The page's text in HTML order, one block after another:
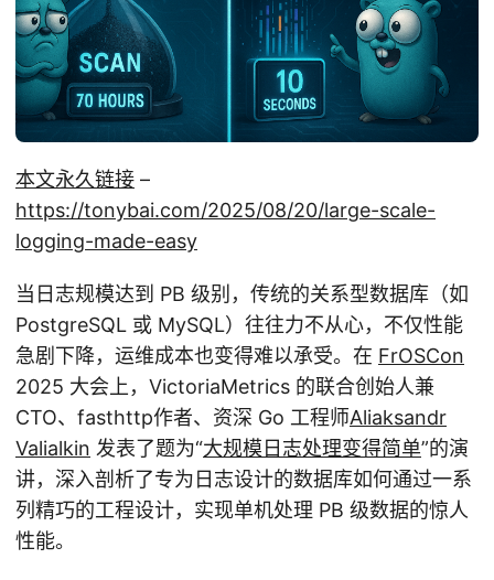
本文永久链接 –
https://tonybai.com/2025/08/20/large-scale-
logging-made-easy
当日志规模达到 PB 级别，传统的关系型数据库（如
PostgreSQL 或 MySQL）往往力不从心，不仅性能
急剧下降，运维成本也变得难以承受。在 FrOSCon
2025 大会上，VictoriaMetrics 的联合创始人兼
CTO、fasthttp作者、资深 Go 工程师Aliaksandr
Valialkin 发表了题为“大规模日志处理变得简单”的演
讲，深入剖析了专为日志设计的数据库如何通过一系
列精巧的工程设计，实现单机处理 PB 级数据的惊人
性能。